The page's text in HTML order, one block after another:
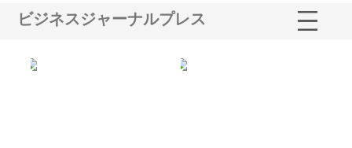
ビジネスジャーナルプレス